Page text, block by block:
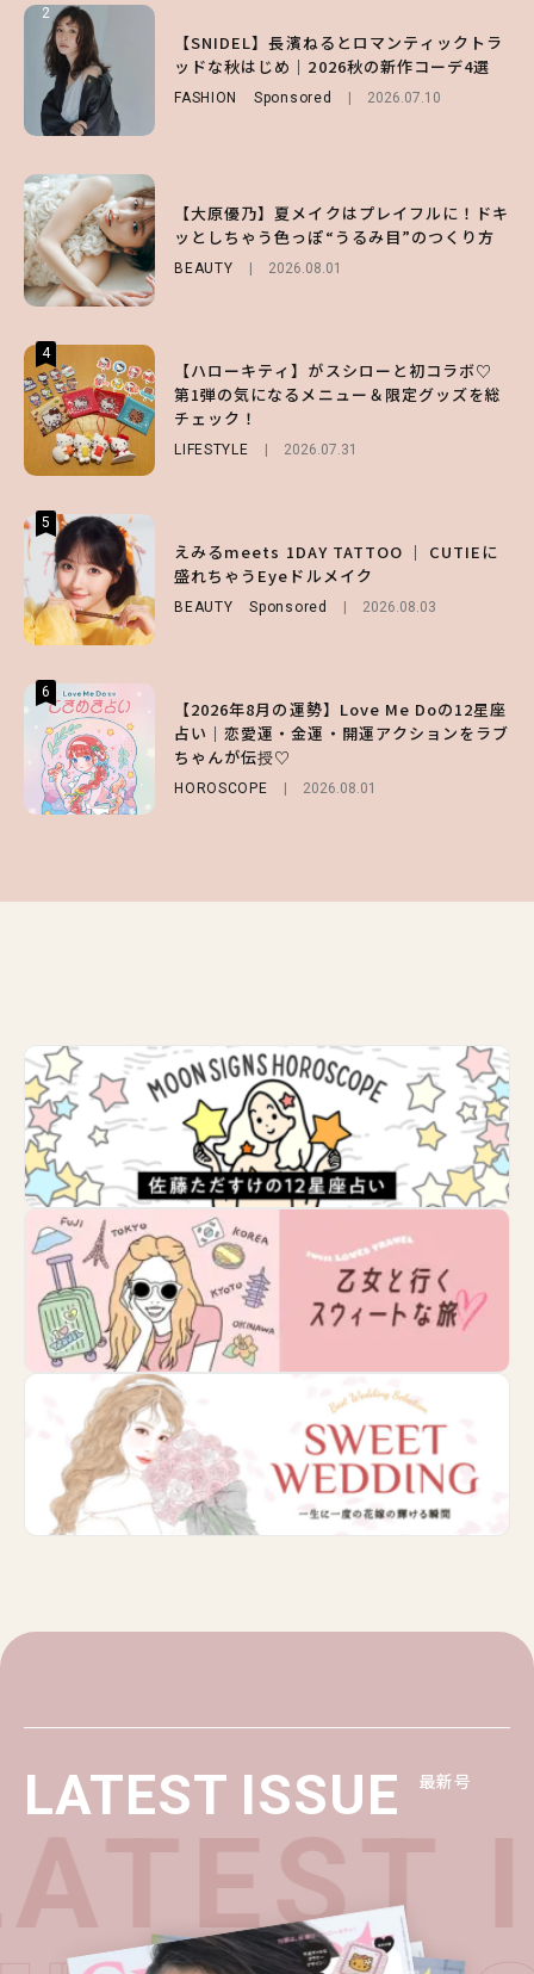
2
【SNIDEL】長濱ねるとロマンティックトラ
ッドな秋はじめ｜2026秋の新作コーデ4選
FASHION Sponsored 2026.07.10
3
【大原優乃】夏メイクはプレイフルに！ドキ
ッとしちゃう色っぽ“うるみ目”のつくり方
BEAUTY 2026.08.01
4
【ハローキティ】がスシローと初コラボ♡
第1弾の気になるメニュー＆限定グッズを総
チェック！
LIFESTYLE 2026.07.31
5
えみるmeets 1DAY TATTOO ｜ CUTIEに
盛れちゃうEyeドルメイク
BEAUTY Sponsored 2026.08.03
6
【2026年8月の運勢】Love Me Doの12星座
占い｜恋愛運・金運・開運アクションをラブ
ちゃんが伝授♡
HOROSCOPE 2026.08.01
2
【大原優乃】夏メイクはプレイフルに！ドキ
ッとしちゃう色っぽ“うるみ目”のつくり方
BEAUTY 2026.08.01
3
る⁉ 39店舗限定『My フルーツ³ フラペチー
ノ®』を徹底レポ♡
4
【齋藤飛鳥】人生初のロブに！「意外としっ
くりくるし、すごく新鮮で心地いい」ヘアカ
ットの様子を独占でお届け♡
ENTERTAINMENT 2026.07.30
5
【森香澄】理想のスタイルはどう作る？体型
キープの秘訣や夏の過ごし方など独占インタ
ビュー！
ENTERTAINMENT 2026.07.31
6
【SNIDEL】長濱ねるとロマンティックトラ
ッドな秋はじめ｜2026秋の新作コーデ4選
2
【付録】総柄ハローキティが可愛すぎ♡ 紀
ノ国屋コラボの“優秀保冷バッグ”は夏の強
い味方！【オトナミューズ9月号増刊】
3
げなく肌見せ！透け感のニュアンスを楽しめ
るマストハブアイテム4選
4
【夏ヘアのくずれ・うねりに】ヘアメイク夢
月直伝♡ ドライシャンプー「バティスト」
を使ったプロ級スタイリング3選
BEAUTY Sponsored
5
【ハローキティ】がスシローと初コラボ♡
第1弾の気になるメニュー＆限定グッズを総
チェック！
2026.07.31
6
【GU】夏の“主役級”アイテム決定！ヘルシ
ー＆可愛すぎる「大人の肌見せ」トップス3
選
FASHION 2026.07.19
LATEST ISSUE 最新号